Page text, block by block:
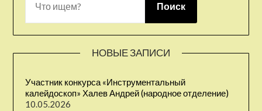
Поиск
НОВЫЕ ЗАПИСИ
Участник конкурса «Инструментальный
калейдоскоп» Халев Андрей (народное отделение)
10.05.2026